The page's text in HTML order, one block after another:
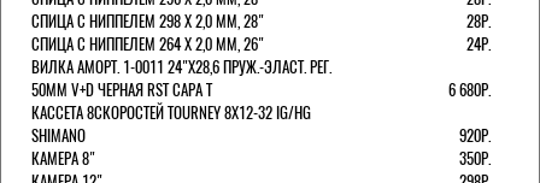
СПИЦА С НИППЕЛЕМ 298 Х 2,0 ММ, 28"
28Р.
СПИЦА С НИППЕЛЕМ 264 Х 2,0 ММ, 26"
24Р.
ВИЛКА АМОРТ. 1-0011 24"Х28,6 ПРУЖ.-ЭЛАСТ. РЕГ.
50ММ V+D ЧЕРНАЯ RST CAPA Т
6 680Р.
КАССЕТА 8СКОРОСТЕЙ TOURNEY 8Х12-32 IG/HG
SHIMANO
920Р.
КАМЕРА 8"
350Р.